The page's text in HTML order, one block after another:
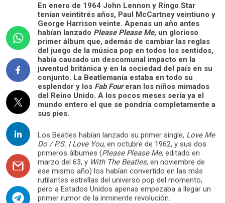
En enero de 1964 John Lennon y Ringo Star
tenían veintitrés años, Paul McCartney veintiuno y
George Harrison veinte. Apenas un año antes
habían lanzado Please Please Me, un glorioso
primer álbum que, además de cambiar las reglas
del juego de la música pop en todos los sentidos,
había causado un descomunal impacto en la
juventud británica y en la sociedad del país en su
conjunto. La Beatlemanía estaba en todo su
esplendor y los Fab Foureran los niños mimados
del Reino Unido. A los pocos meses sería ya el
mundo entero el que se pondría completamente a
sus pies.
Los Beatles habían lanzado su primer single, Love Me
Do / P.S. I Love You, en octubre de 1962, y sus dos
primeros álbumes (Please Please Me, editado en
marzo del 63, y With The Beatles, en noviembre de
ese mismo año) los habían convertido en las más
rutilantes estrellas del universo pop del momento,
pero a Estados Unidos apenas empezaba a llegar un
primer rumor de la inminente revolución.